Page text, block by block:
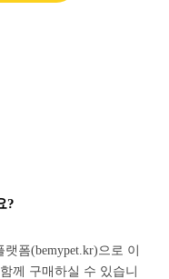
?
폼(bemypet.kr)으로 이
께 구매하실 수 있습니